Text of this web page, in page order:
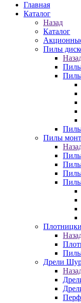
Главная
Каталог
Назад
Каталог
Пилы
Пилы
Пилы
Дрели